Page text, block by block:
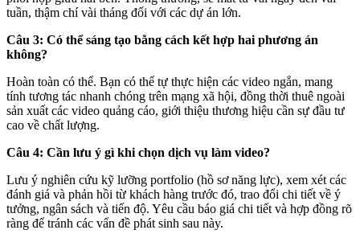
tuần, thậm chí vài tháng đối với các dự án lớn.
Câu 3: Có thể sáng tạo bằng cách kết hợp hai phương án
không?
Hoàn toàn có thể. Bạn có thể tự thực hiện các video ngắn, mang
tính tương tác nhanh chóng trên mạng xã hội, đồng thời thuê ngoài
sản xuất các video quảng cáo, giới thiệu thương hiệu cần sự đầu tư
cao về chất lượng.
Câu 4: Cần lưu ý gì khi chọn dịch vụ làm video?
Lưu ý nghiên cứu kỹ lưỡng portfolio (hồ sơ năng lực), xem xét các
đánh giá và phản hồi từ khách hàng trước đó, trao đổi chi tiết về ý
tưởng, ngân sách và tiến độ. Yêu cầu báo giá chi tiết và hợp đồng rõ
ràng để tránh các vấn đề phát sinh sau này.